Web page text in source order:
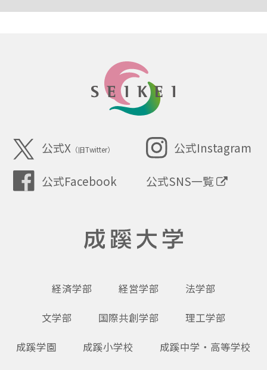
公式X （旧Twitter） 公式Instagram
公式Facebook 公式SNS一覧
経済学部 経営学部 法学部
文学部 国際共創学部 理工学部
成蹊学園 成蹊小学校 成蹊中学・高等学校